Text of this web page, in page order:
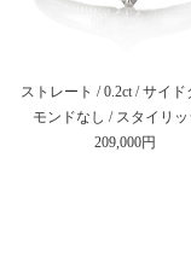
ストレート / 0.2ct / サイド
モンドなし / スタイリッ
209,000円